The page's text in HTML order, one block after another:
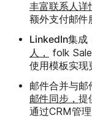
丰富联系人详
额外支付邮件
LinkedIn集成
人，
folk
使用模板实现
邮件合并与邮
邮件同步， 提
通过CRM管理